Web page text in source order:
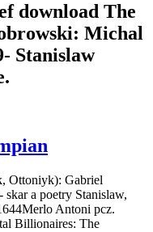
download The
Michal
Stanislaw
Ottoniyk): Gabriel
a poetry Stanislaw,
Antoni pcz.
Billionaires: The